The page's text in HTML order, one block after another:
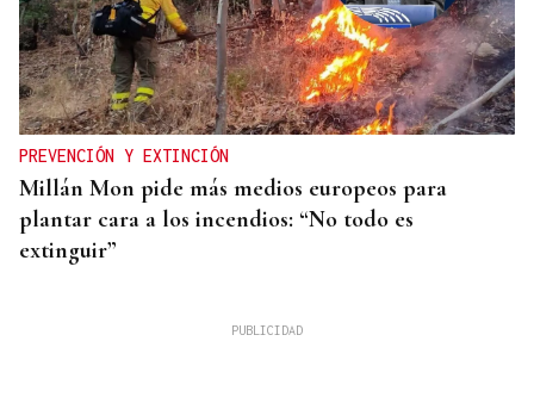
PREVENCIÓN Y EXTINCIÓN
Millán Mon pide más medios europeos para
plantar cara a los incendios: “No todo es
extinguir”